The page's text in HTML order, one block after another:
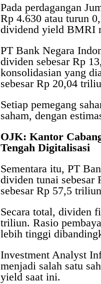
Pada perdagangan
Rp 4.630 atau turun
dividend yield BMRI
PT Bank Negara
dividen sebesar Rp
konsolidasian yang
sebesar Rp 20,04
Setiap pemegang
saham, dengan
OJK: Kantor
Tengah Digitalisasi
Sementara itu, PT
dividen tunai sebesar
sebesar Rp 57,5
Secara total, dividen
triliun. Rasio
lebih tinggi
Investment Analyst
menjadi salah satu
yield saat ini.